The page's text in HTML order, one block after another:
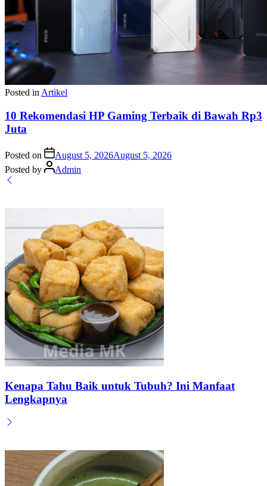
Posted in Artikel
10 Rekomendasi HP Gaming Terbaik di Bawah Rp3
Juta
Posted on August 5, 2026August 5, 2026
Posted by
Admin
Kenapa Tahu Baik untuk Tubuh? Ini Manfaat
Lengkapnya